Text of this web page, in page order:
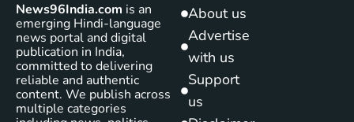
News96India.com is an
emerging Hindi-language
news portal and digital
publication in India,
committed to delivering
reliable and authentic
content. We publish across
multiple categories
About us
Advertise
with us
Support
us